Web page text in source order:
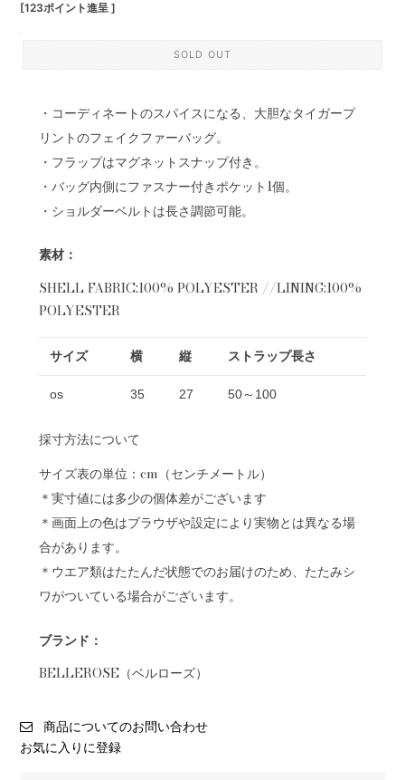
[123ポイント進呈 ]
SOLD OUT
・コーディネートのスパイスになる、大胆なタイガープ
リントのフェイクファーバッグ。
・フラップはマグネットスナップ付き。
・バッグ内側にファスナー付きポケット1個。
・ショルダーベルトは長さ調節可能。
素材：
SHELL FABRIC:100% POLYESTER //LINING:100%
POLYESTER
サイズ 横 縦 ストラップ長さ
os 35 27 50～100
採寸方法について
サイズ表の単位：cm（センチメートル）
＊実寸値には多少の個体差がございます
＊画面上の色はブラウザや設定により実物とは異なる場
合があります。
＊ウエア類はたたんだ状態でのお届けのため、たたみシ
ワがついている場合がございます。
ブランド：
BELLEROSE（ベルローズ）
商品についてのお問い合わせ
お気に入りに登録